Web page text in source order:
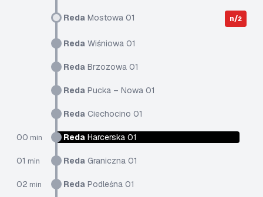
Reda Mostowa 01 n/ż
Reda Wiśniowa 01
Reda Brzozowa 01
Reda Pucka – Nowa 01
Reda Ciechocino 01
00 min Reda Harcerska 01
01 min Reda Graniczna 01
02 min Reda Podleśna 01